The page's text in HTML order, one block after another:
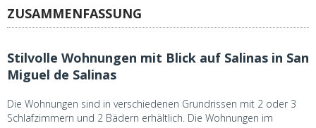
ZUSAMMENFASSUNG
Stilvolle Wohnungen mit Blick auf Salinas in San
Miguel de Salinas
Die Wohnungen sind in verschiedenen Grundrissen mit 2 oder 3
Schlafzimmern und 2 Bädern erhältlich. Die Wohnungen im